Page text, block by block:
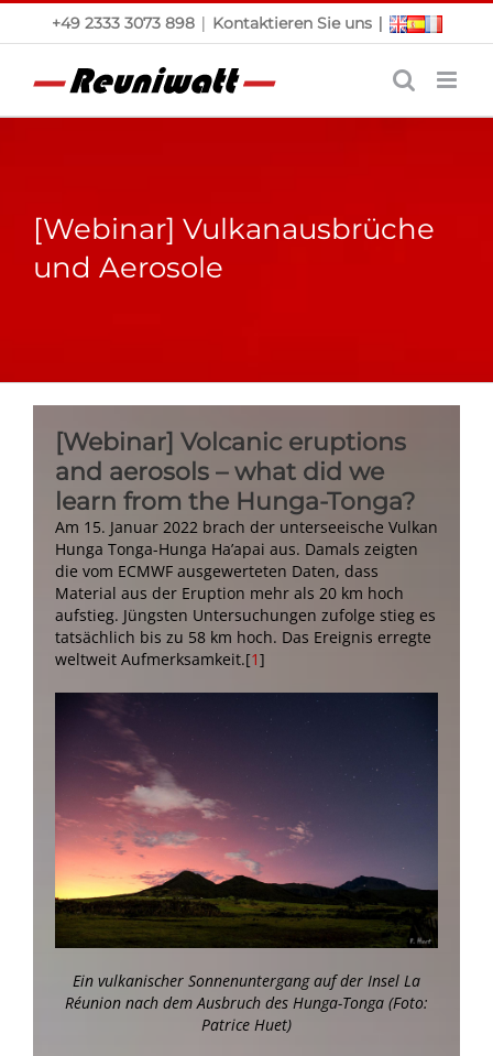
Skip
+49 2333 3073 898 | Kontaktieren Sie uns|
[Webinar] Vulkanausbrüche
und Aerosole
[Webinar] Volcanic eruptions
and aerosols – what did we
learn from the Hunga-Tonga?
Am 15. Januar 2022 brach der unterseeische Vulkan
Hunga Tonga-Hunga Ha’apai aus. Damals zeigten
die vom ECMWF ausgewerteten Daten, dass
Material aus der Eruption mehr als 20 km hoch
aufstieg. Jüngsten Untersuchungen zufolge stieg es
tatsächlich bis zu 58 km hoch. Das Ereignis erregte
weltweit Aufmerksamkeit.[1]
Ein vulkanischer Sonnenuntergang auf der Insel La
Réunion nach dem Ausbruch des Hunga-Tonga (Foto:
Patrice Huet)